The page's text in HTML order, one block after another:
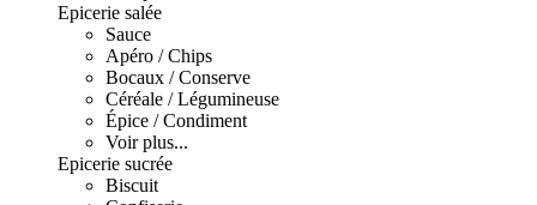
Epicerie salée
Sauce
Apéro / Chips
Bocaux / Conserve
Céréale / Légumineuse
Épice / Condiment
Voir plus...
Epicerie sucrée
Biscuit